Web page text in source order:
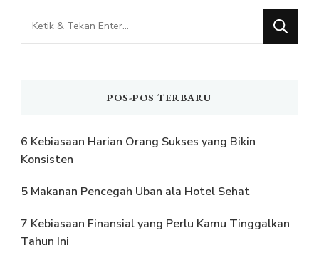
Mencari
Sesuatu?
POS-POS TERBARU
6 Kebiasaan Harian Orang Sukses yang Bikin
Konsisten
5 Makanan Pencegah Uban ala Hotel Sehat
7 Kebiasaan Finansial yang Perlu Kamu Tinggalkan
Tahun Ini